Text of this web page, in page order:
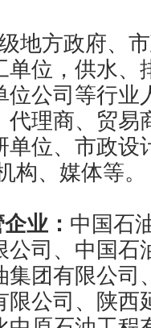
方政府、
单位，供水、
位公司等行业
代理商、贸易
单位、市政设
构、媒体等。
业： 中国石
公司、‌中国石
集团有限公司‌
限公司、陕西